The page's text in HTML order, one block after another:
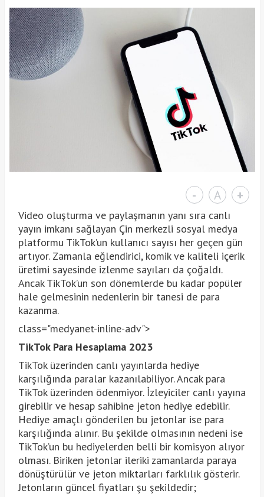
- A +
Video oluşturma ve paylaşmanın yanı sıra canlı
yayın imkanı sağlayan Çin merkezli sosyal medya
platformu TikTok’un kullanıcı sayısı her geçen gün
artıyor. Zamanla eğlendirici, komik ve kaliteli içerik
üretimi sayesinde izlenme sayıları da çoğaldı.
Ancak TikTok’un son dönemlerde bu kadar popüler
hale gelmesinin nedenlerin bir tanesi de para
kazanma.
class="medyanet-inline-adv">
TikTok Para Hesaplama 2023
TikTok üzerinden canlı yayınlarda hediye
karşılığında paralar kazanılabiliyor. Ancak para
TikTok üzerinden ödenmiyor. İzleyiciler canlı yayına
girebilir ve hesap sahibine jeton hediye edebilir.
Hediye amaçlı gönderilen bu jetonlar ise para
karşılığında alınır. Bu şekilde olmasının nedeni ise
TikTok’un bu hediyelerden belli bir komisyon alıyor
olması. Biriken jetonlar ileriki zamanlarda paraya
dönüştürülür ve jeton miktarları farklılık gösterir.
Jetonların güncel fiyatları şu şekildedir;